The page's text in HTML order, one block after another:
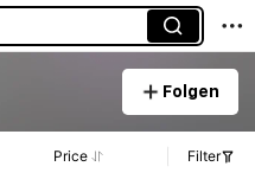
Folgen
Price Filter